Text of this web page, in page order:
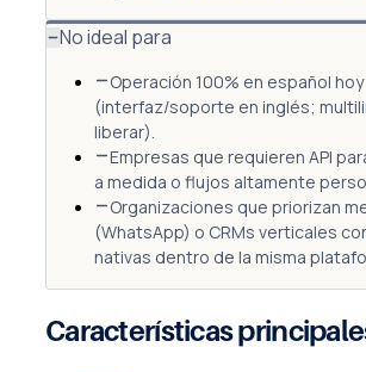
No ideal para
Operación 100% en español hoy
(interfaz/soporte en inglés;
liberar).
Empresas que requieren API
a medida o flujos altamente
Organizaciones que priorizan
(WhatsApp) o CRMs verticales
nativas dentro de la misma
Características